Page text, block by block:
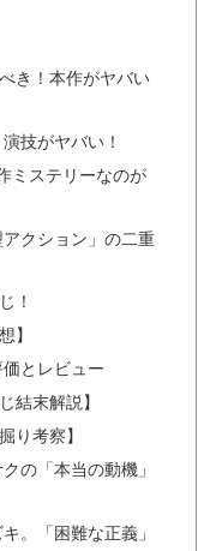
き！本作がヤバい
技がヤバい！
ミステリーなのが
クション」の二重
！
】
とレビュー
結末解説】
り考察】
の「本当の動機」
。「困難な正義」